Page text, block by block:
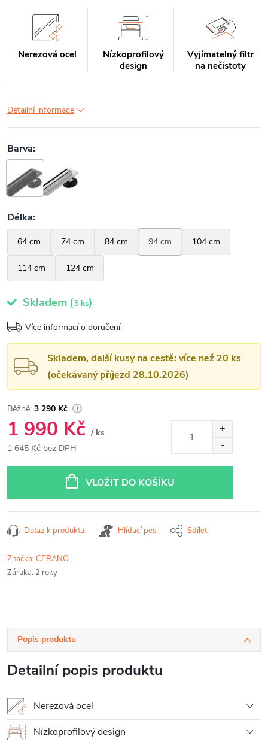
Nerezová ocel
Nízkoprofilový
design
Vyjímatelný filtr
na nečistoty
Detailní informace
Skladem (3 ks)
Více informací o doručení
Skladem, další kusy na cestě: více než 20 ks
(očekávaný příjezd 28.10.2026)
3 290 Kč
1 990 Kč / ks
1 645 Kč bez DPH
VLOŽIT DO KOŠÍKU
Dotaz k produktu Hlídací pes Sdílet
Značka:CERANO
Záruka: 2 roky
Popis produktu
Detailní popis produktu
Nerezová ocel
Nízkoprofilový design